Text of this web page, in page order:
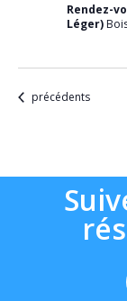
Rendez-
Léger)
Évènements
précédents